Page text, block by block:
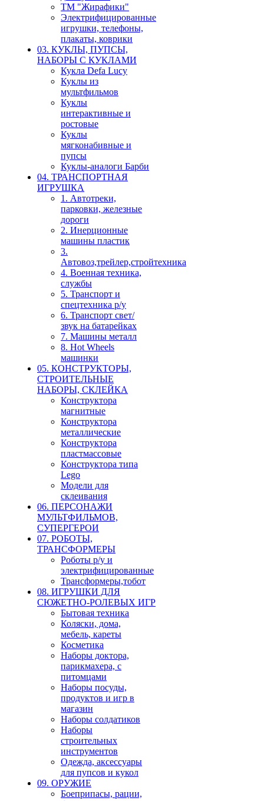
ТМ "Жирафики"
Электрифицированные
игрушки, телефоны,
плакаты, коврики
03. КУКЛЫ, ПУПСЫ,
НАБОРЫ С КУКЛАМИ
Кукла Defa Lucy
Куклы из
мультфильмов
Куклы
интерактивные и
ростовые
Куклы
мягконабивные и
пупсы
Куклы-аналоги Барби
04. ТРАНСПОРТНАЯ
ИГРУШКА
1. Автотреки,
парковки, железные
дороги
2. Инерционные
машины пластик
3.
Автовоз,трейлер,стройтехника
4. Военная техника,
службы
5. Транспорт и
спецтехника р/у
6. Транспорт свет/
звук на батарейках
7. Машины металл
8. Hot Wheels
машинки
05. КОНСТРУКТОРЫ,
СТРОИТЕЛЬНЫЕ
НАБОРЫ, СКЛЕЙКА
Конструктора
магнитные
Конструктора
металлические
Конструктора
пластмассовые
Конструктора типа
Lego
Модели для
склеивания
06. ПЕРСОНАЖИ
МУЛЬТФИЛЬМОВ,
СУПЕРГЕРОИ
07. РОБОТЫ,
ТРАНСФОРМЕРЫ
Роботы р/у и
электрифицированные
Трансформеры,тобот
08. ИГРУШКИ ДЛЯ
СЮЖЕТНО-РОЛЕВЫХ ИГР
Бытовая техника
Коляски, дома,
мебель, кареты
Косметика
Наборы доктора,
парикмахера, с
питомцами
Наборы посуды,
продуктов и игр в
магазин
Наборы солдатиков
Наборы
строительных
инструментов
Одежда, аксессуары
для пупсов и кукол
09. ОРУЖИЕ
Боеприпасы, рации,